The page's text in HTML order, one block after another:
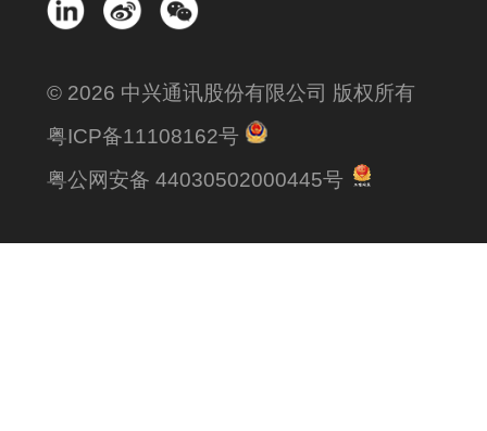
© 2026 中兴通讯股份有限公司 版权所有
粤ICP备11108162号
粤公网安备 44030502000445号